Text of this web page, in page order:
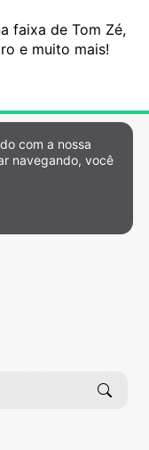
faixa de Tom Zé,
e muito mais!
com a nossa
navegando, você